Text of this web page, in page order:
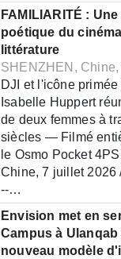
FAMILIARITÉ :
poétique du
littérature
SHENZHEN,
DJI et l'icône
Isabelle Huppert
de deux femmes à
siècles — Filmé
le Osmo Pocket
Chine, 7 juillet 2026
--…
Envision met en
Campus à
nouveau modèle